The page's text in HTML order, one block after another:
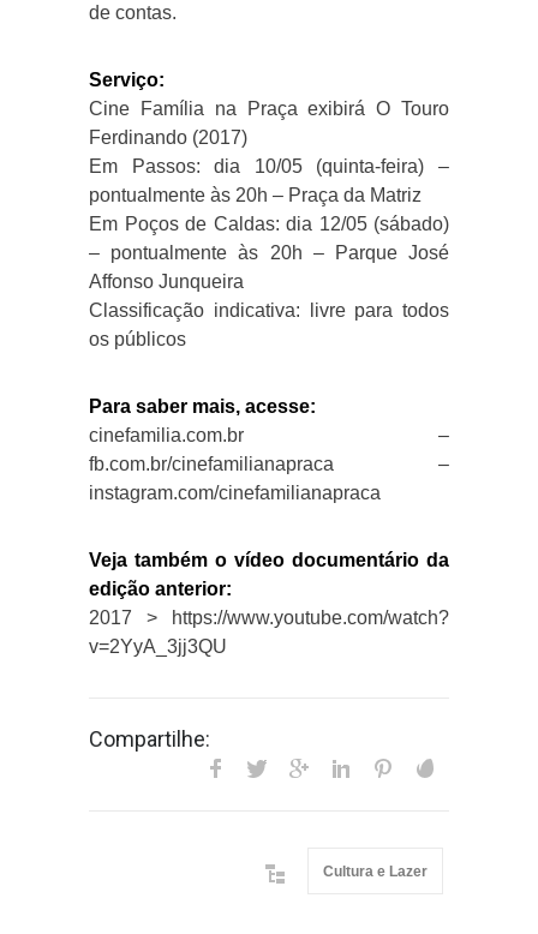
de contas.
Serviço:
Cine Família na Praça exibirá O Touro
Ferdinando (2017)
Em Passos: dia 10/05 (quinta-feira) –
pontualmente às 20h – Praça da Matriz
Em Poços de Caldas: dia 12/05 (sábado)
– pontualmente às 20h – Parque José
Affonso Junqueira
Classificação indicativa: livre para todos
os públicos
Para saber mais, acesse:
cinefamilia.com.br –
fb.com.br/cinefamilianapraca –
instagram.com/cinefamilianapraca
Veja também o vídeo documentário da
edição anterior:
2017 > https://www.youtube.com/watch?
v=2YyA_3jj3QU
Compartilhe:
Cultura e Lazer